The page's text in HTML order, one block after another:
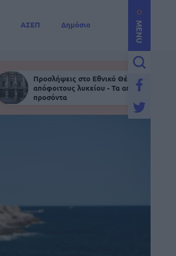
MENU
ΑΣΕΠ
Δημόσιο
Προσλήψεις στο Εθνικό Θέατρο για
απόφοιτους λυκείου - Τα απαραίτητα
προσόντα